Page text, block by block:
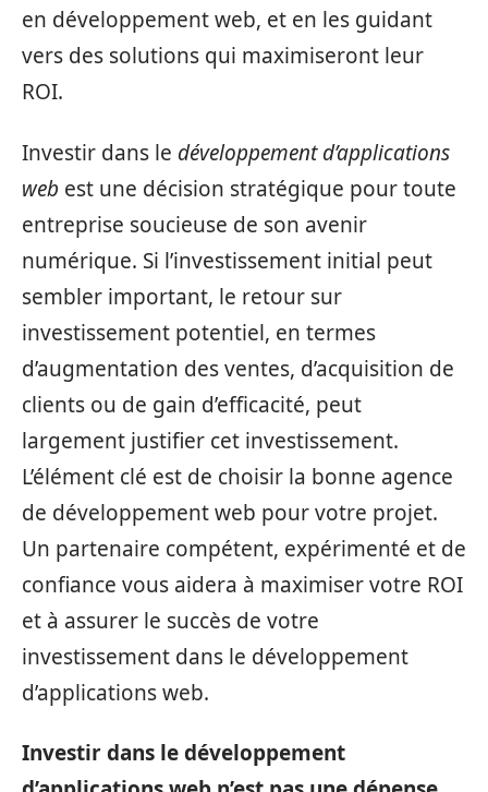
en développement web, et en les guidant
vers des solutions qui maximiseront leur
ROI.
Investir dans le développement d’applications
web est une décision stratégique pour toute
entreprise soucieuse de son avenir
numérique. Si l’investissement initial peut
sembler important, le retour sur
investissement potentiel, en termes
d’augmentation des ventes, d’acquisition de
clients ou de gain d’efficacité, peut
largement justifier cet investissement.
L’élément clé est de choisir la bonne agence
de développement web pour votre projet.
Un partenaire compétent, expérimenté et de
confiance vous aidera à maximiser votre ROI
et à assurer le succès de votre
investissement dans le développement
d’applications web.
Investir dans le développement